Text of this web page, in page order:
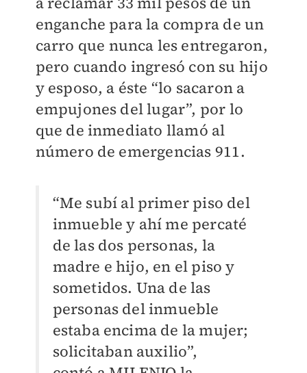
enganche para la compra de un
carro que nunca les entregaron,
pero cuando ingresó con su hijo
y esposo, a éste “lo sacaron a
empujones del lugar”, por lo
que de inmediato llamó al
número de emergencias 911.
“Me subí al primer piso del
inmueble y ahí me percaté
de las dos personas, la
madre e hijo, en el piso y
sometidos. Una de las
personas del inmueble
estaba encima de la mujer;
solicitaban auxilio”,